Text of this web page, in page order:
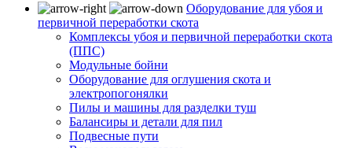
Оборудование для убоя и
первичной переработки скота
Комплексы убоя и первичной переработки скота
(ППС)
Модульные бойни
Оборудование для оглушения скота и
электропогонялки
Пилы и машины для разделки туш
Балансиры и детали для пил
Подвесные пути